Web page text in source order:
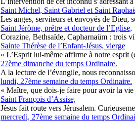
Saint Michel, Saint Gabriel et Saint
Les anges, serviteurs et envoyés de Dieu,
Saint Jérôme, prêtre et docteur de l’Eglise,
Corazine, Bethsaïde, Capharnaüm : trois
Sainte Thérèse de l’Enfant-Jésus, vierge
« L’Esprit lui-même affirme à notre esprit
27ème dimanche du temps Ordinaire.
A la lecture de l’évangile, nous
lundi, 27ème semaine du temps Ordinaire.
« Maître, que dois-je faire pour avoir la
Saint François d’Assise,
Jésus fait route vers Jérusalem.
mercredi, 27ème semaine du temps